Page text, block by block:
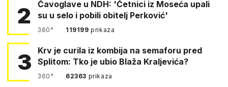
2
Čavoglave u NDH: 'Četnici iz Moseća upali
su u selo i pobili obitelj Perković'
360° 119199prikaza
3
Krv je curila iz kombija na semaforu pred
Splitom: Tko je ubio Blaža Kraljevića?
360° 62363 prikaza